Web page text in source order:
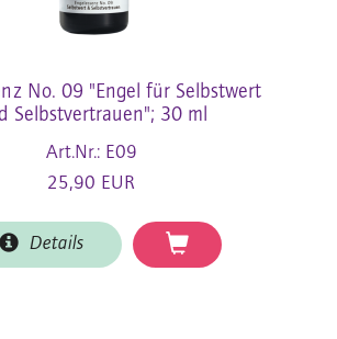
No. 09 "Engel für Selbstwert
Selbstvertrauen"; 30 ml
Art.Nr.: E09
25,90 EUR
Details